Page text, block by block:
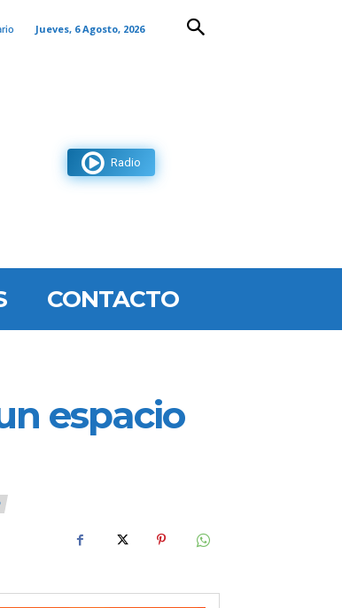
Jueves, 6 Agosto, 2026
Radio
CONTACTO
espacio